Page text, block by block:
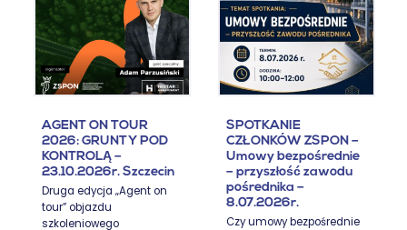
AGENT ON TOUR
2026: GRUNTY POD
KONTROLĄ –
23.10.2026r. Szczecin
Druga edycja „Agent on
tour” objazdu
szkoleniowego
SPOTKANIE
CZŁONKÓW ZSPON –
Umowy bezpośrednie
– przyszłość zawodu
pośrednika –
8.07.2026r.
Czy umowy bezpośrednie